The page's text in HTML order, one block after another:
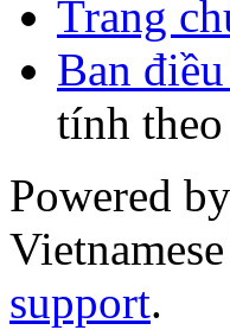
Trang
Ban
tính
Powered by
support.